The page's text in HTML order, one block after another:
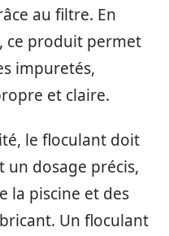
au filtre. En
ce produit permet
impuretés,
et claire.
le floculant doit
un dosage précis,
la piscine et des
Un floculant